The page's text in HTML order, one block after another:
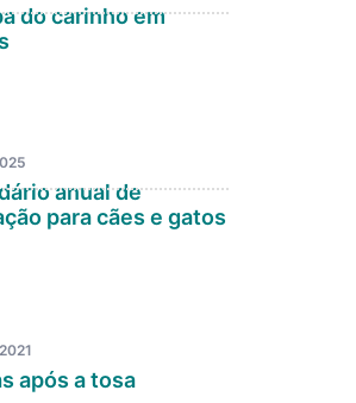
do carinho em
anual de
para cães e gatos
após a tosa